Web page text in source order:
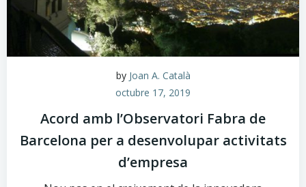
by Joan A. Català
octubre 17, 2019
Acord amb l’Observatori Fabra de
Barcelona per a desenvolupar activitats
d’empresa